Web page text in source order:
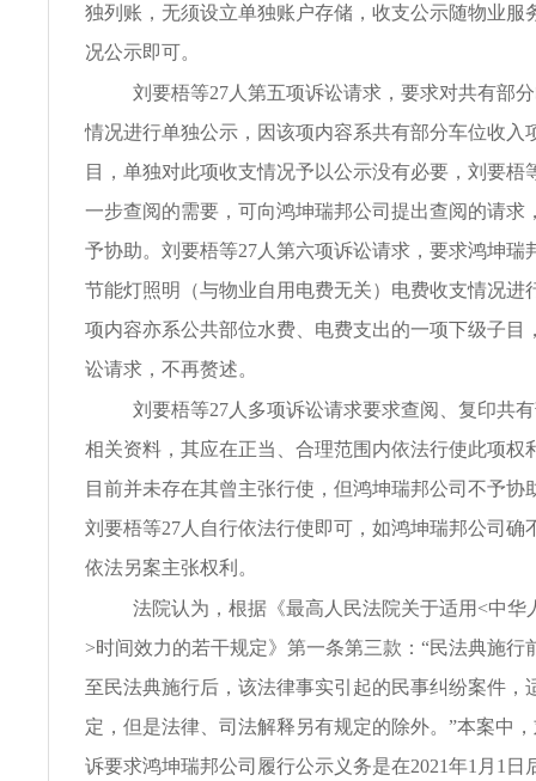
独列账，无须设立单独账户存储，收支公示随物业服
况公示即可。
刘要梧等27人第五项诉讼请求，要求对共有部
情况进行单独公示，因该项内容系共有部分车位收入
目，单独对此项收支情况予以公示没有必要，刘要梧
一步查阅的需要，可向鸿坤瑞邦公司提出查阅的请求
予协助。刘要梧等27人第六项诉讼请求，要求鸿坤瑞
节能灯照明（与物业自用电费无关）电费收支情况进
项内容亦系公共部位水费、电费支出的一项下级子目
讼请求，不再赘述。
刘要梧等27人多项诉讼请求要求查阅、复印共
相关资料，其应在正当、合理范围内依法行使此项权
目前并未存在其曾主张行使，但鸿坤瑞邦公司不予协
刘要梧等27人自行依法行使即可，如鸿坤瑞邦公司确
依法另案主张权利。
法院认为，根据《最高人民法院关于适用<中华
>时间效力的若干规定》第一条第三款：“民法典施行
至民法典施行后，该法律事实引起的民事纠纷案件，
定，但是法律、司法解释另有规定的除外。”本案中
诉要求鸿坤瑞邦公司履行公示义务是在2021年1月1日